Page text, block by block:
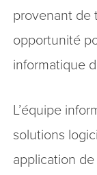
provenant de
opportunité
informatique
L’équipe
solutions
application